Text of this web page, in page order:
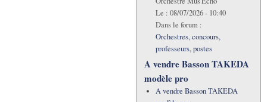
Le : 08/07/2026 - 10:40
Dans le forum :
Orchestres, concours,
professeurs, postes
A vendre Basson TAKEDA
modèle pro
A vendre Basson TAKEDA